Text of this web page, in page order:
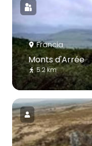
Francia
Monts d'Arrée
5.2 km